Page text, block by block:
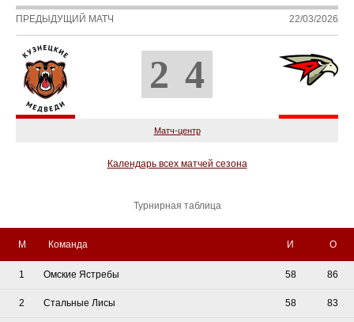
ПРЕДЫДУЩИЙ МАТЧ 22/03/2026
2 4
Матч-центр
Календарь всех матчей сезона
Турнирная таблица
М Команда И О
1 Омские Ястребы 58 86
2 Стальные Лисы 58 83